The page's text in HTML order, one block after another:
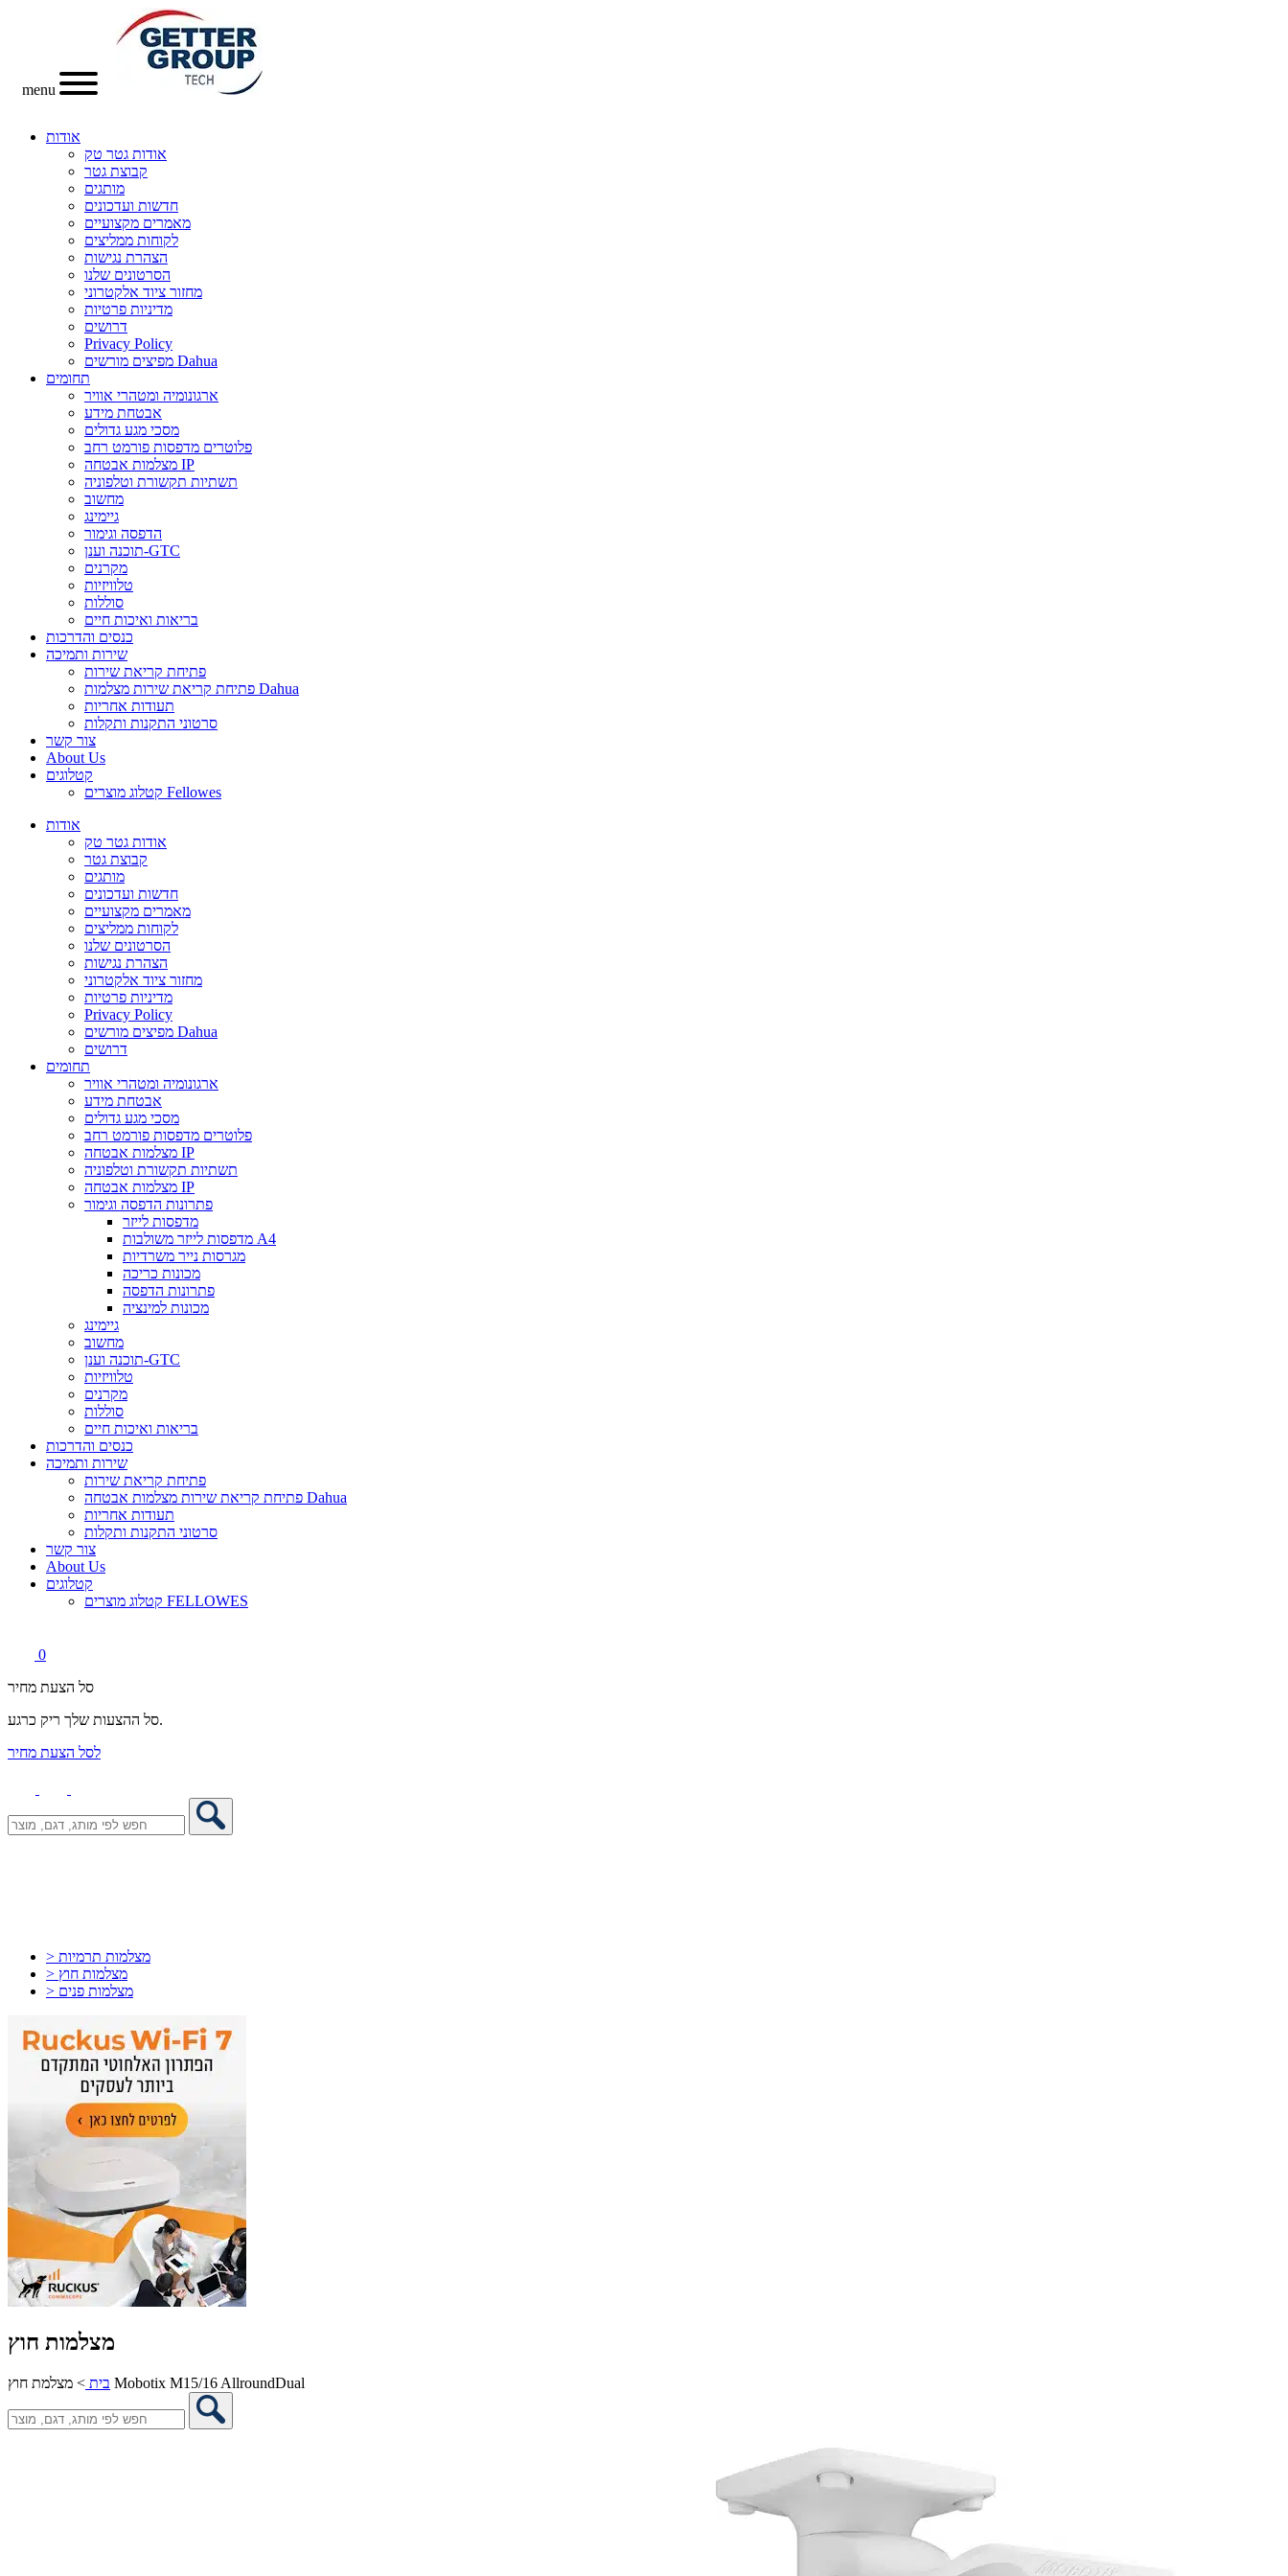
menu
אודות
אודות גטר טק
קבוצת גטר
מותגים
חדשות ועדכונים
מאמרים מקצועיים
לקוחות ממליצים
הצהרת נגישות
הסרטונים שלנו
מחזור ציוד אלקטרוני
מדיניות פרטיות
דרושים
Privacy Policy
מפיצים מורשים Dahua
תחומים
ארגונומיה ומטהרי אוויר
אבטחת מידע
מסכי מגע גדולים
פלוטרים מדפסות פורמט רחב
מצלמות אבטחה IP
תשתיות תקשורת וטלפוניה
מחשוב
גיימינג
הדפסה וגימור
תוכנה וענן-GTC
מקרנים
טלוויזיות
סוללות
בריאות ואיכות חיים
כנסים והדרכות
שירות ותמיכה
פתיחת קריאת שירות
פתיחת קריאת שירות מצלמות Dahua
תעודות אחריות
סרטוני התקנות ותקלות
צור קשר
About Us
קטלוגים
קטלוג מוצרים Fellowes
אודות
אודות גטר טק
קבוצת גטר
מותגים
חדשות ועדכונים
מאמרים מקצועיים
לקוחות ממליצים
הסרטונים שלנו
הצהרת נגישות
מחזור ציוד אלקטרוני
מדיניות פרטיות
Privacy Policy
מפיצים מורשים Dahua
דרושים
תחומים
ארגונומיה ומטהרי אוויר
אבטחת מידע
מסכי מגע גדולים
פלוטרים מדפסות פורמט רחב
מצלמות אבטחה IP
תשתיות תקשורת וטלפוניה
מצלמות אבטחה IP
פתרונות הדפסה וגימור
מדפסות לייזר
מדפסות לייזר משולבות A4
מגרסות נייר משרדיות
מכונות כריכה
פתרונות הדפסה
מכונות למינציה
גיימינג
מחשוב
תוכנה וענן-GTC
טלוויזיות
מקרנים
סוללות
בריאות ואיכות חיים
כנסים והדרכות
שירות ותמיכה
פתיחת קריאת שירות
פתיחת קריאת שירות מצלמות אבטחה Dahua
תעודות אחריות
סרטוני התקנות ותקלות
צור קשר
About Us
קטלוגים
קטלוג מוצרים FELLOWES
0
סל הצעת מחיר
סל ההצעות שלך ריק כרגע.
לסל הצעת מחיר
> מצלמות תרמיות
> מצלמות חוץ
> מצלמות פנים
מצלמות חוץ
בית > מצלמת חוץ Mobotix M15/16 AllroundDual